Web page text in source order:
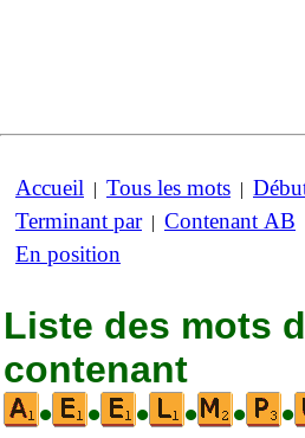
Accueil | Tous les mots |
Terminant par| Contenant AB
En position
Liste des mots
contenant
•
• • • • •